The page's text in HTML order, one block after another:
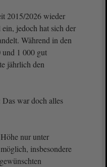
2015/2026 wieder
jedoch hat sich der
Während in den
und 1 000 gut
jährlich den
war doch alles
nur unter
insbesondere